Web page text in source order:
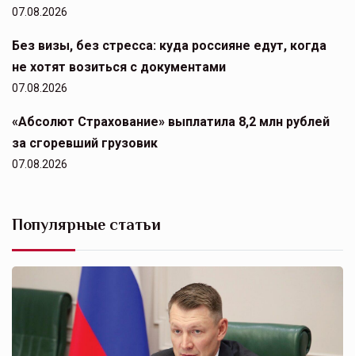
07.08.2026
Без визы, без стресса: куда россияне едут, когда
не хотят возиться с документами
07.08.2026
«Абсолют Страхование» выплатила 8,2 млн рублей
за сгоревший грузовик
07.08.2026
Популярные статьи